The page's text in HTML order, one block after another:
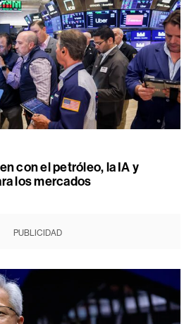
con el petróleo, la IA y
los mercados
PUBLICIDAD